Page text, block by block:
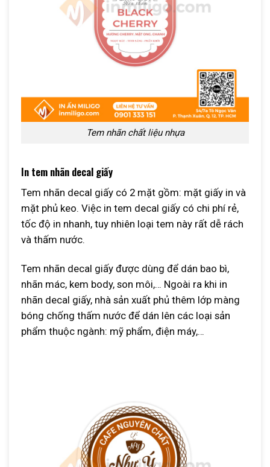
Tem nhãn chất liệu nhựa
In tem nhãn decal giấy
Tem nhãn decal giấy có 2 mặt gồm: mặt giấy in và
mặt phủ keo. Việc in tem decal giấy có chi phí rẻ,
tốc độ in nhanh, tuy nhiên loại tem này rất dễ rách
và thấm nước.
Tem nhãn decal giấy được dùng để dán bao bì,
nhãn mác, kem body, son môi,… Ngoài ra khi in
nhãn decal giấy, nhà sản xuất phủ thêm lớp màng
bóng chống thấm nước để dán lên các loại sản
phẩm thuộc ngành: mỹ phẩm, điện máy,…